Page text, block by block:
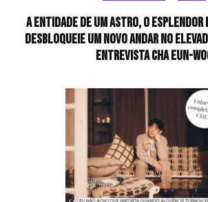
A entidade de um astro, o
desbloqueie um novo andar no
Entrevista CHA EUN-